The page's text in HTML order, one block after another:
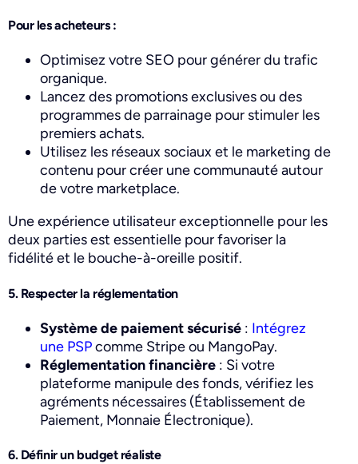
Pour les acheteurs :
Optimisez votre SEO pour générer du trafic
organique.
Lancez des promotions exclusives ou des
programmes de parrainage pour stimuler les
premiers achats.
Utilisez les réseaux sociaux et le marketing de
contenu pour créer une communauté autour
de votre marketplace.
Une expérience utilisateur exceptionnelle pour les
deux parties est essentielle pour favoriser la
fidélité et le bouche-à-oreille positif.
5. Respecter la réglementation
Système de paiement sécurisé : Intégrez
une PSPcomme Stripe ou MangoPay.
Réglementation financière : Si votre
plateforme manipule des fonds, vérifiez les
agréments nécessaires (Établissement de
Paiement, Monnaie Électronique).
6. Définir un budget réaliste